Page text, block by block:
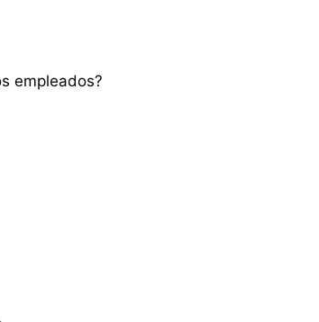
empleados?